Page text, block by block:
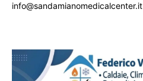
info@sandamianomedicalcenter.it